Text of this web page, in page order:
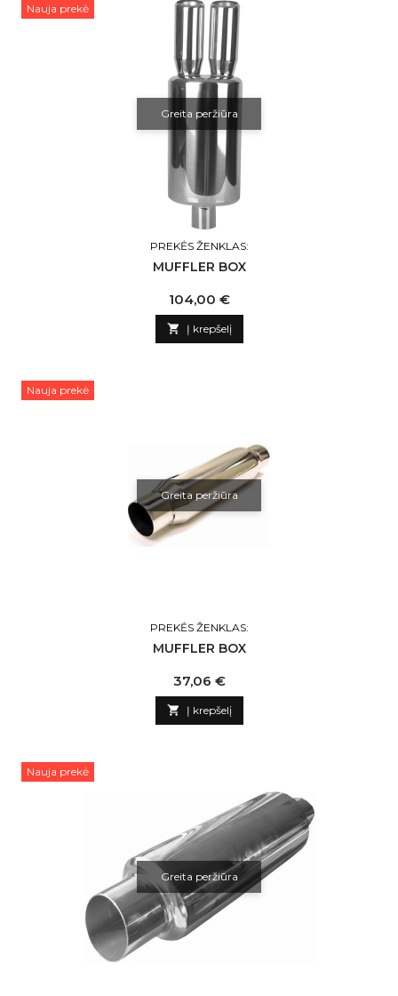
Nauja prekė
Greita peržiūra
PREKĖS ŽENKLAS:
MUFFLER BOX
Kaina
104,00 €
 Į krepšelį
Nauja prekė
Greita peržiūra
PREKĖS ŽENKLAS:
MUFFLER BOX
Kaina
37,06 €
 Į krepšelį
Nauja prekė
Greita peržiūra